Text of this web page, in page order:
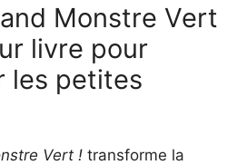
Monstre Vert
livre pour
les petites
Vert ! transforme la